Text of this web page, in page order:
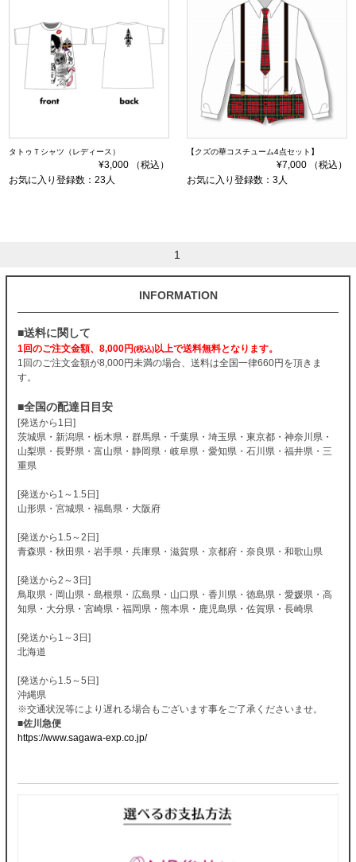
タトゥＴシャツ（レディース）
¥3,000 （税込）
お気に入り登録数：23人
【クズの華コスチューム4点セット】
¥7,000 （税込）
お気に入り登録数：3人
1
INFORMATION
■送料に関して
1回のご注文金額、8,000円(税込)以上で送料無料となります。
1回のご注文金額が8,000円未満の場合、送料は全国一律660円を頂きま
す。
■全国の配達日目安
[発送から1日]
茨城県・新潟県・栃木県・群馬県・千葉県・埼玉県・東京都・神奈川県・
山梨県・長野県・富山県・静岡県・岐阜県・愛知県・石川県・福井県・三
重県
[発送から1～1.5日]
山形県・宮城県・福島県・大阪府
[発送から1.5～2日]
青森県・秋田県・岩手県・兵庫県・滋賀県・京都府・奈良県・和歌山県
[発送から2～3日]
鳥取県・岡山県・島根県・広島県・山口県・香川県・徳島県・愛媛県・高
知県・大分県・宮崎県・福岡県・熊本県・鹿児島県・佐賀県・長崎県
[発送から1～3日]
北海道
[発送から1.5～5日]
沖縄県
※交通状況等により遅れる場合もございます事をご了承くださいませ。
■佐川急便
https://www.sagawa-exp.co.jp/